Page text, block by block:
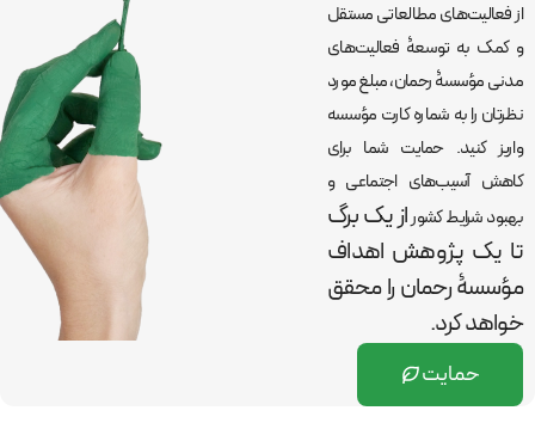
از فعالیت‌های مطالعاتی مستقل
و کمک به توسعۀ فعالیت‌های
مدنی مؤسسۀ رحمان، مبلغ مورد
نظرتان را به شماره کارت مؤسسه
واریز کنید. حمایت شما برای
کاهش آسیب‌های اجتماعی و
بهبود شرایط کشوراز یک برگ
تا یک پژوهش اهداف
مؤسسۀ رحمان رامحقق
خواهد کرد.
حمایت